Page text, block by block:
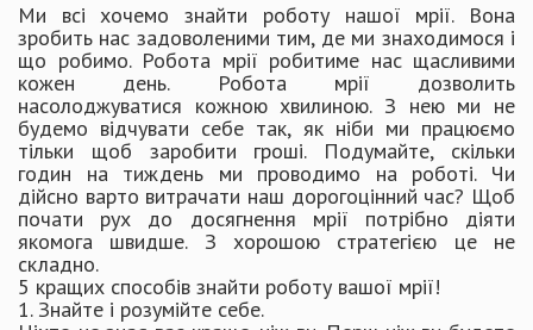
Ми всі хочемо знайти роботу нашої мрії. Вона
зробить нас задоволеними тим, де ми знаходимося і
що робимо. Робота мрії робитиме нас щасливими
кожен день. Робота мрії дозволить
насолоджуватися кожною хвилиною. З нею ми не
будемо відчувати себе так, як ніби ми працюємо
тільки щоб заробити гроші. Подумайте, скільки
годин на тиждень ми проводимо на роботі. Чи
дійсно варто витрачати наш дорогоцінний час? Щоб
почати рух до досягнення мрії потрібно діяти
якомога швидше. З хорошою стратегією це не
складно.
5 кращих способів знайти роботу вашої мрії!
1. Знайте і розумійте себе.